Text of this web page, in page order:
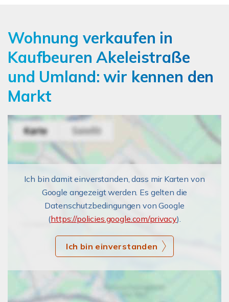
Wohnung verkaufen in
Kaufbeuren Akeleistraße
und Umland: wir kennen den
Markt
Ich bin damit einverstanden, dass mir Karten von
Google angezeigt werden. Es gelten die
Datenschutzbedingungen von Google
(https://policies.google.com/privacy).
Ich bin einverstanden